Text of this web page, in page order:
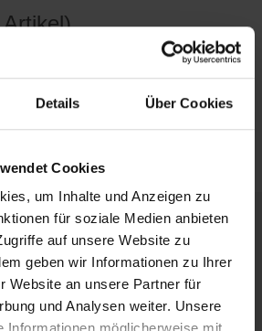
Details Über Cookies
Cookies
um Inhalte und Anzeigen zu
für soziale Medien anbieten
auf unsere Website zu
geben wir Informationen zu Ihrer
Website an unsere Partner für
und Analysen weiter. Unsere
im Warenkorb.
und Versand in Deutschland und die
Beratung